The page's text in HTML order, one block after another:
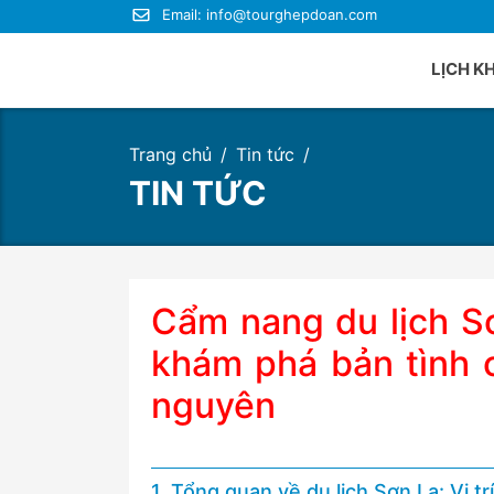
Email: info@tourghepdoan.com
LỊCH
Du
Trang chủ Tin tức
TIN TỨC
Cẩm nang du lịch
khám phá bản tình
nguyên